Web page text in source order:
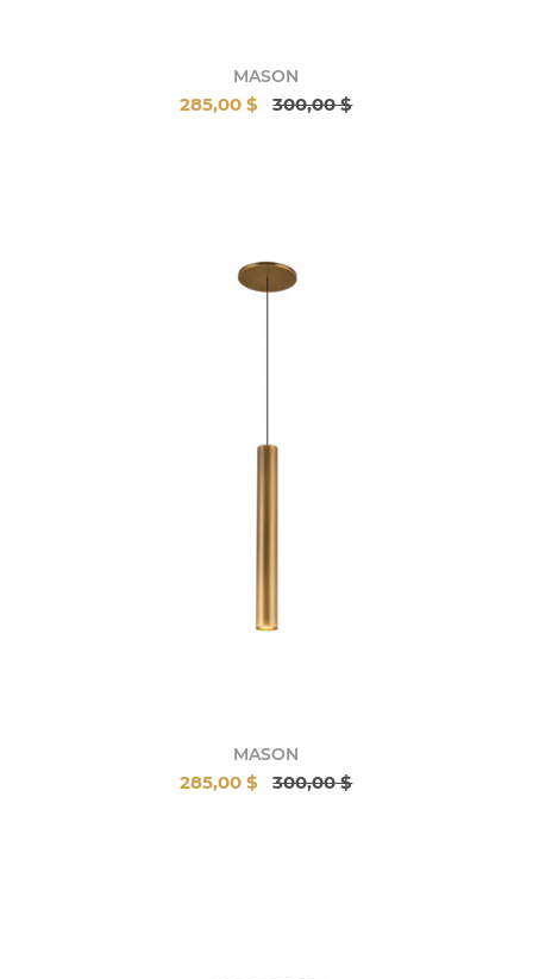
MASON
285,00 $ 300,00 $
MASON
285,00 $ 300,00 $